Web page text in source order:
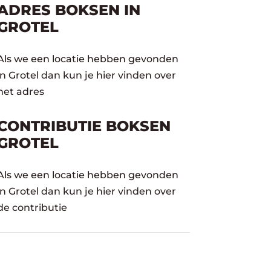
BOKSEN IN
we een locatie hebben gevonden
Grotel dan kun je hier vinden over
adres
BOKSEN
we een locatie hebben gevonden
Grotel dan kun je hier vinden over
contributie